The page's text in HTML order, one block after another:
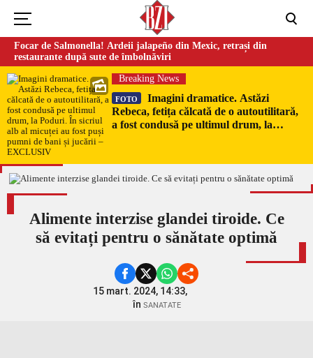
Focar de Salmonella! Ardeii jalapeño din Mexic, retrași din
restaurante după sute de îmbolnăviri
Breaking News
FOTO
Imagini dramatice. Astăzi
Rebeca, fetița călcată de o autoutilitară,
a fost condusă pe ultimul drum, la
EXCLUSIV
Alimente interzise glandei tiroide. Ce
să evitați pentru o sănătate optimă
15 mart. 2024, 14:33,
în SANATATE